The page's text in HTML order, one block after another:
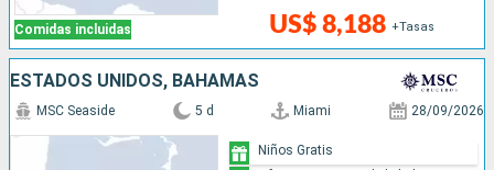
Comidas incluidas US$ 8,188 +Tasas
ESTADOS UNIDOS, BAHAMAS
MSC Seaside 5 d Miami 28/09/2026
Niños Gratis